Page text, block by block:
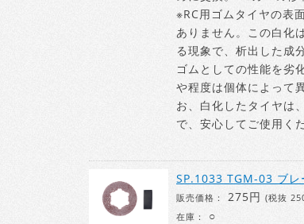
※RC用ゴムタイヤの表
ありません。この白化
る現象で、析出した成
ゴムとしての性能を劣
や程度は個体によって
お、白化したタイヤは
で、安心してご使用く
SP.1033 TGM-03 ブレ
販売価格： 275円 (税抜
在庫：
○